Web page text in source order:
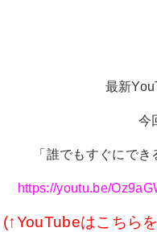
最新
今
「誰でもすぐにで
https://youtu.be/
(↑YouTubeはこちら